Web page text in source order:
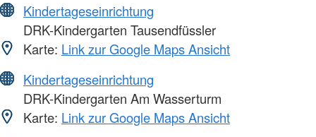
Kindertageseinrichtung
DRK-Kindergarten Tausendfüssler
Karte: Link zur Google Maps Ansicht
Kindertageseinrichtung
DRK-Kindergarten Am Wasserturm
Karte: Link zur Google Maps Ansicht